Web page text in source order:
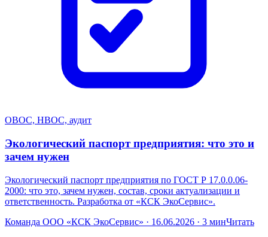
ОВОС, НВОС, аудит
Экологический паспорт предприятия: что это и
зачем нужен
Экологический паспорт предприятия по ГОСТ Р 17.0.0.06-
2000: что это, зачем нужен, состав, сроки актуализации и
ответственность. Разработка от «КСК ЭкоСервис».
Команда ООО «КСК ЭкоСервис» · 16.06.2026 · 3 минЧитать